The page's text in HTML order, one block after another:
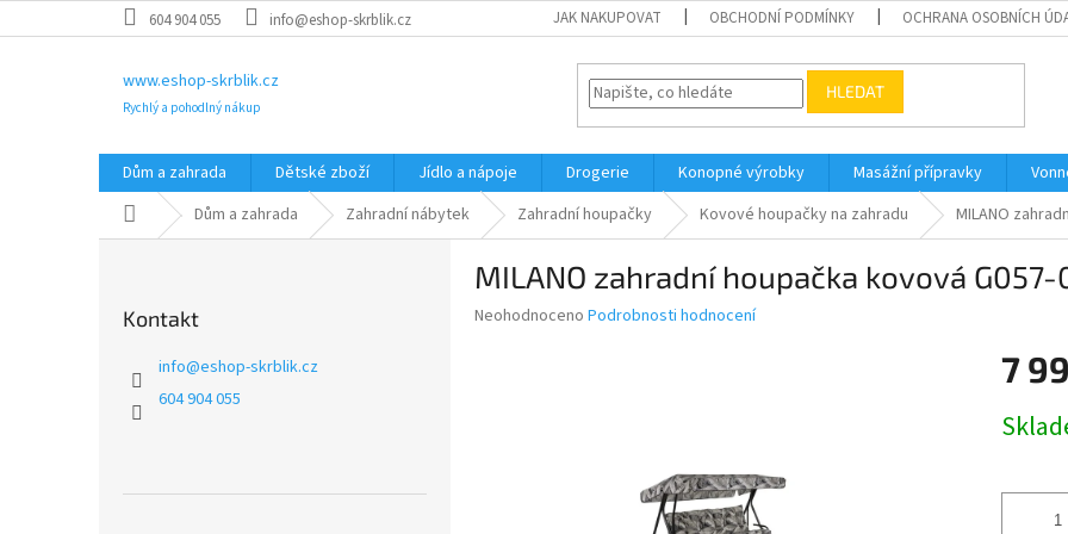
na
604 904 055 info@eshop-skrblik.cz JAK NAKUPOVAT OBCHODNÍ PODMÍNKY OCHRANA OSOBNÍCH
www.eshop-skrblik.cz
Rychlý a pohodlný nákup
HLEDAT
Dům a zahrada Dětské zboží Jídlo a nápoje Drogerie Konopné výrobky Masážní přípravky
Domů Dům a zahrada Zahradní nábytek Zahradní houpačky Kovové houpačky na zahradu MILANO
Kontakt
info@eshop-skrblik.cz
604 904 055
MILANO zahradní houpačka kovová G057-
Průměrné
Neohodnoceno Podrobnosti hodnocení
7
cena: